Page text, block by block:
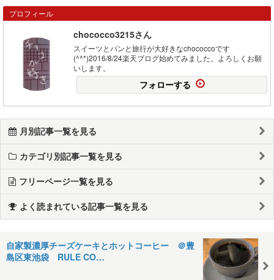
プロフィール
chococco3215さん
スイーツとパンと旅行が大好きなchococcoです
(^^*)2016/8/24楽天ブログ始めてみました。よろしくお願
いします。
フォローする
月別記事一覧を見る
カテゴリ別記事一覧を見る
フリーページ一覧を見る
よく読まれている記事一覧を見る
自家製濃厚チーズケーキとホットコーヒー ＠豊
島区東池袋 RULE CO…